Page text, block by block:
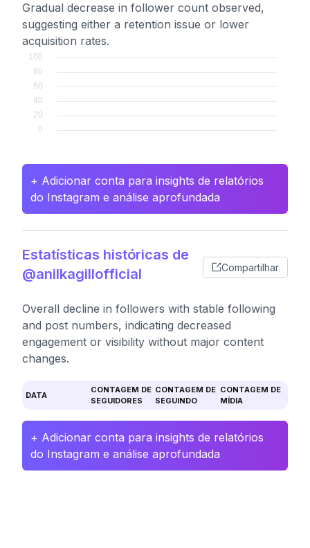
Gradual decrease in follower count observed,
suggesting either a retention issue or lower
acquisition rates.
+ Adicionar conta para insights de relatórios
do Instagram e análise aprofundada
Estatísticas históricas de
@anilkagillofficial
Compartilhar
Overall decline in followers with stable following
and post numbers, indicating decreased
engagement or visibility without major content
changes.
DATA
CONTAGEM DE
SEGUIDORES
CONTAGEM DE
SEGUINDO
CONTAGEM DE
MÍDIA
+ Adicionar conta para insights de relatórios
do Instagram e análise aprofundada